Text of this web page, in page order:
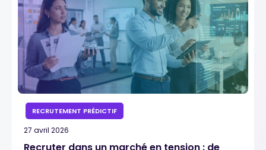
RECRUTEMENT PRÉDICTIF
27 avril 2026